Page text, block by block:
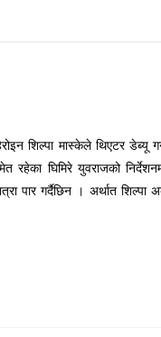
शिल्पा मास्केले थिएटर डेब्यू
रहेका घिमिरे युवराजको
पार गर्दैछिन । अर्थात शिल्पा